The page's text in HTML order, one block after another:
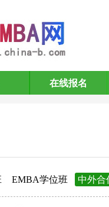
在线报名
EMBA学位班 中外合